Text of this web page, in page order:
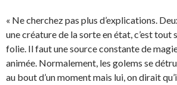
« Ne cherchez pas plus d’explications.
une créature de la sorte en état, c’est tout
folie. Il faut une source constante de
animée. Normalement, les golems se
au bout d’un moment mais lui, on dirait